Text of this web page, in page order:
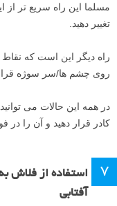
مسلما این راه سریع تر
تغییر دهید.
روی چشم ها/سر سوژه قرار
در همه این حالات می
کادر قرار دهید و آن را در
۷
آفتابی